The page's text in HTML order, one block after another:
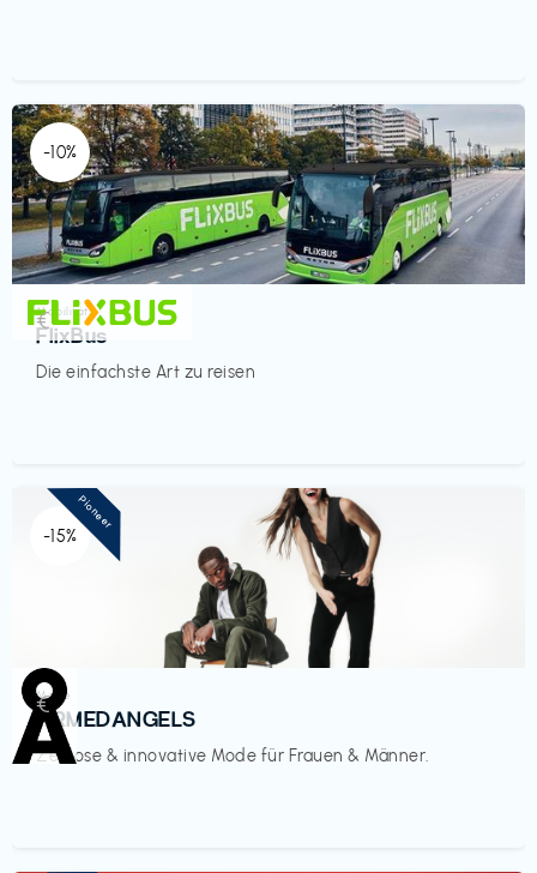
-10%
Mobilität
FlixBus
Die einfachste Art zu reisen
€‎
-15%
Mode
ARMEDANGELS
Zeitlose & innovative Mode für Frauen & Männer.
€‎
Pioneer